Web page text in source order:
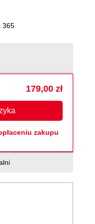
365
179,00 zł
zakupu